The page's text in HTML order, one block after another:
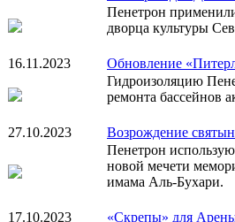
Пенетрон
дворца культуры
16.11.2023
Обновление
Гидроизоляцию
ремонта бассейнов
27.10.2023
Возрождение
Пенетрон
новой мечети
имама Аль-Бухари.
17.10.2023
«Скрепы» для